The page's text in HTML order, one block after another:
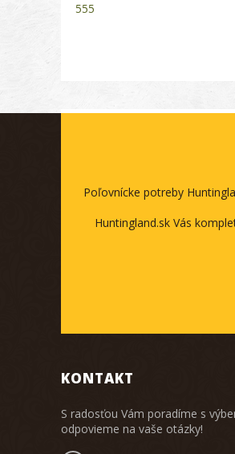
555
Poľovnícke potreby
Huntingland.sk Vás
KONTAKT
S radosťou Vám poradíme s
odpovieme na vaše otázky!